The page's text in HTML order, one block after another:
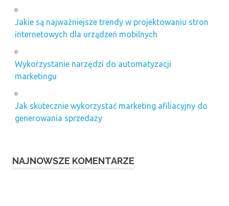
Jakie są najważniejsze trendy w projektowaniu stron
internetowych dla urządzeń mobilnych
Wykorzystanie narzędzi do automatyzacji
marketingu
Jak skutecznie wykorzystać marketing afiliacyjny do
generowania sprzedaży
NAJNOWSZE KOMENTARZE